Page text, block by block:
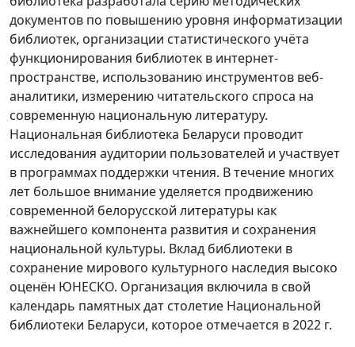
документов по повышению уровня информатизации
библиотек, организации статистического учёта
функционирования библиотек в интернет-
пространстве, использованию инструментов веб-
аналитики, измерению читательского спроса на
современную национальную литературу.
Национальная библиотека Беларуси проводит
исследования аудитории пользователей и участвует
в программах поддержки чтения. В течение многих
лет большое внимание уделяется продвижению
современной белорусской литературы как
важнейшего компонента развития и сохранения
национальной культуры. Вклад библиотеки в
сохранение мирового культурного наследия высоко
оценён ЮНЕСКО. Организация включила в свой
календарь памятных дат столетие Национальной
библиотеки Беларуси, которое отмечается в 2022 г.